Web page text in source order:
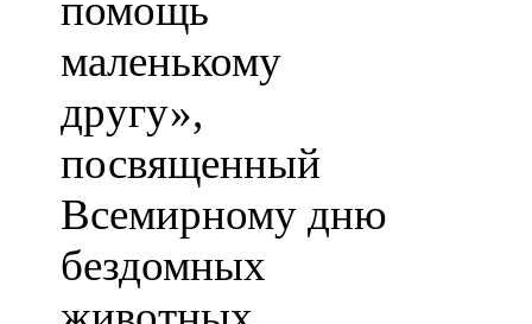
помощь
маленькому
другу»,
посвященный
Всемирному дню
бездомных